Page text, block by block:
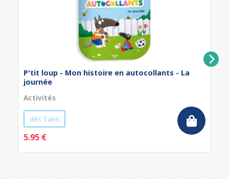
P'tit loup - Mon histoire en autocollants - La
journée
Activités
dès 3 ans
5.95 €